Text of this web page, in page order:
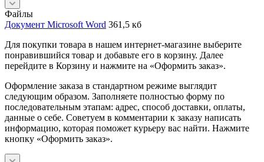
Файлы
Документ Microsoft Word 361,5 кб
Для покупки товара в нашем интернет-магазине выберите
понравившийся товар и добавьте его в корзину. Далее
перейдите в Корзину и нажмите на «Оформить заказ».
Оформление заказа в стандартном режиме выглядит
следующим образом. Заполняете полностью форму по
последовательным этапам: адрес, способ доставки, оплаты,
данные о себе. Советуем в комментарии к заказу написать
информацию, которая поможет курьеру вас найти. Нажмите
кнопку «Оформить заказ».